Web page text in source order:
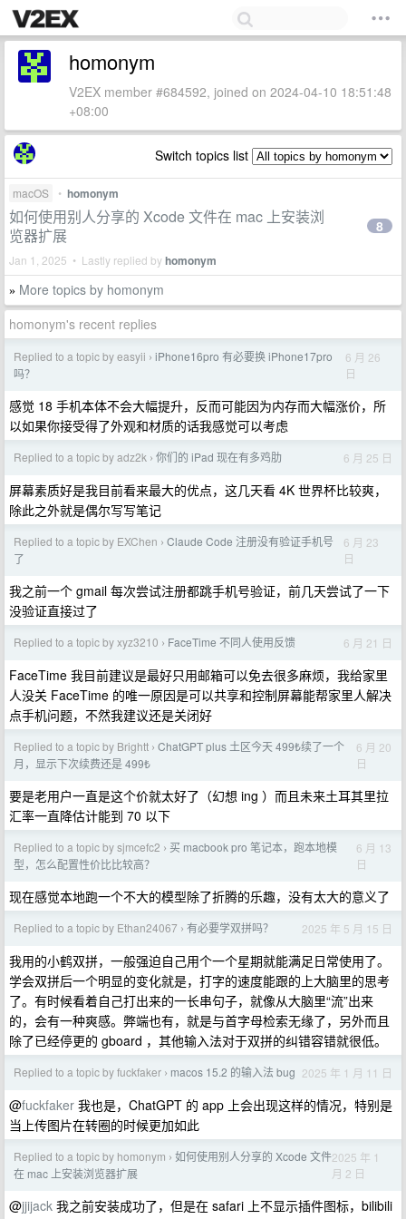
homonym
V2EX member #684592, joined on 2024-04-10 18:51:48
+08:00
Switch topics list
macOS • homonym
如何使用别人分享的 Xcode 文件在 mac 上安装浏
览器扩展
Jan 1, 2025 • Lastly replied byhomonym
8
» More topics by homonym
homonym's recent replies
Replied to a topic by easyii › iPhone16pro 有必要换 iPhone17pro
吗？
6 月 26
日
感觉 18 手机本体不会大幅提升，反而可能因为内存而大幅涨价，所
以如果你接受得了外观和材质的话我感觉可以考虑
Replied to a topic by adz2k › 你们的 iPad 现在有多鸡肋 6 月 25 日
屏幕素质好是我目前看来最大的优点，这几天看 4K 世界杯比较爽，
除此之外就是偶尔写写笔记
Replied to a topic by EXChen › Claude Code 注册没有验证手机号
了
6 月 23
日
我之前一个 gmail 每次尝试注册都跳手机号验证，前几天尝试了一下
没验证直接过了
Replied to a topic by xyz3210 › FaceTime 不同人使用反馈 6 月 21 日
FaceTime 我目前建议是最好只用邮箱可以免去很多麻烦，我给家里
人没关 FaceTime 的唯一原因是可以共享和控制屏幕能帮家里人解决
点手机问题，不然我建议还是关闭好
Replied to a topic by Brightt › ChatGPT plus 土区今天 499₺续了一个
月，显示下次续费还是 499₺
6 月 20
日
要是老用户一直是这个价就太好了（幻想 ing ）而且未来土耳其里拉
汇率一直降估计能到 70 以下
Replied to a topic by sjmcefc2 › 买 macbook pro 笔记本，跑本地模
型，怎么配置性价比比较高？
6 月 13
日
现在感觉本地跑一个不大的模型除了折腾的乐趣，没有太大的意义了
Replied to a topic by Ethan24067 › 有必要学双拼吗？ 2025 年 5 月 15 日
我用的小鹤双拼，一般强迫自己用个一个星期就能满足日常使用了。
学会双拼后一个明显的变化就是，打字的速度能跟的上大脑里的思考
了。有时候看着自己打出来的一长串句子，就像从大脑里“流”出来
的，会有一种爽感。弊端也有，就是与首字母检索无缘了，另外而且
除了已经停更的 gboard ，其他输入法对于双拼的纠错容错就很低。
Replied to a topic by fuckfaker › macos 15.2 的输入法 bug 2025 年 1 月 11 日
@fuckfaker 我也是，ChatGPT 的 app 上会出现这样的情况，特别是
当上传图片在转圈的时候更加如此
Replied to a topic by homonym › 如何使用别人分享的 Xcode 文件
在 mac 上安装浏览器扩展
2025 年 1
月 2 日
@jjijack 我之前安装成功了，但是在 safari 上不显示插件图标，bilibili